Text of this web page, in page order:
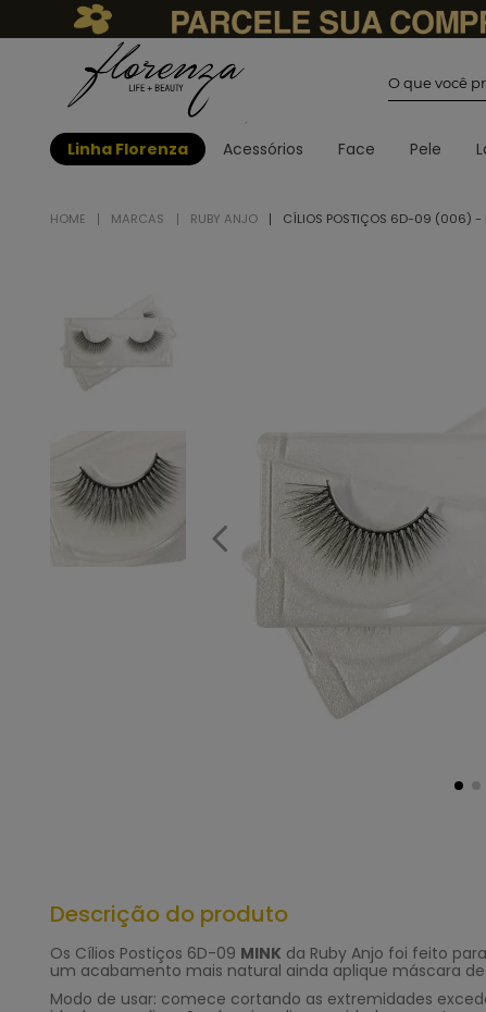
Linha Florenza Acessórios Face Pele
MARCAS RUBY ANJO CÍLIOS POSTIÇOS 6D-09 (006) -
Descrição do produto
Os Cílios Postiços 6D-09 MINK da Ruby Anjo foi feito
um acabamento mais natural ainda aplique máscara de
Modo de usar: comece cortando as extremidades